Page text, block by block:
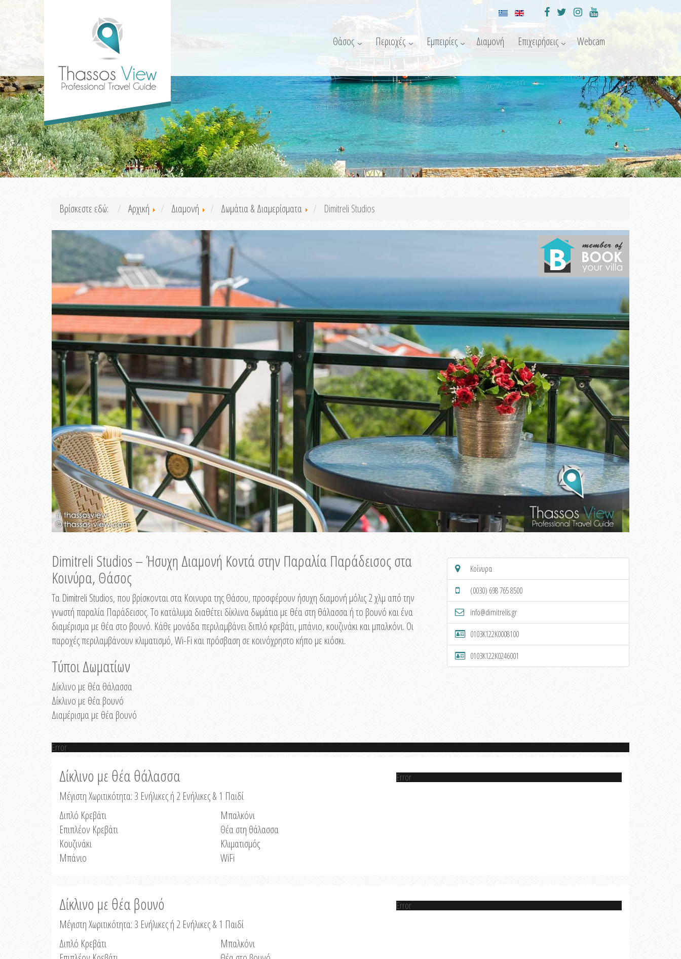
Θάσος Περιοχές Εμπειρίες Διαμονή Επιχειρήσεις Webcam
Βρίσκεστε εδώ: Αρχική Διαμονή Δωμάτια & Διαμερίσματα Dimitreli Studios
Dimitreli Studios – Ήσυχη Διαμονή Κοντά στην Παραλία Παράδεισος στα
Κοινύρα, Θάσος
Τα Dimitreli Studios, που βρίσκονται στα Κοινυρα της Θάσου, προσφέρουν ήσυχη διαμονή μόλις 2 χλμ από την
γνωστή παραλία Παράδεισος. Το κατάλυμα διαθέτει δίκλινα δωμάτια με θέα στη θάλασσα ή το βουνό και ένα
διαμέρισμα με θέα στο βουνό. Κάθε μονάδα περιλαμβάνει διπλό κρεβάτι, μπάνιο, κουζινάκι και μπαλκόνι. Οι
παροχές περιλαμβάνουν κλιματισμό, Wi-Fi και πρόσβαση σε κοινόχρηστο κήπο με κιόσκι.
Τύποι Δωματίων
Δίκλινο με θέα θάλασσα
Δίκλινο με θέα βουνό
Διαμέρισμα με θέα βουνό
Κοίνυρα
(0030) 698 765 8500
info@dimitrelis.gr
0103K122K0008100
0103K122K0246001
Error
Δίκλινο με θέα θάλασσα
Μέγιστη Χωριτικότητα: 3 Ενήλικες ή 2 Ενήλικες & 1 Παιδί
Διπλό Κρεβάτι
Επιπλέον Κρεβάτι
Κουζινάκι
Μπάνιο
Μπαλκόνι
Θέα στη θάλασσα
Κλιματισμός
WiFi
Error
Δίκλινο με θέα βουνό
Μέγιστη Χωριτικότητα: 3 Ενήλικες ή 2 Ενήλικες & 1 Παιδί
Διπλό Κρεβάτι
Μπαλκόνι
Error